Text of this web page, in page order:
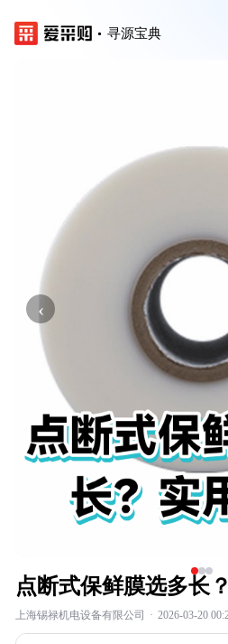
寻源宝典
‹
点断式保鲜膜选多长
上海锡禄机电设备有限公司 · 2026-03-20